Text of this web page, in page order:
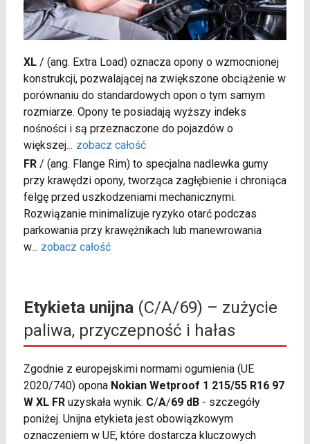
XL/ (ang. Extra Load) oznacza opony o wzmocnionej
konstrukcji, pozwalającej na zwiększone obciążenie w
porównaniu do standardowych opon o tym samym
rozmiarze. Opony te posiadają wyższy indeks
nośności i są przeznaczone do pojazdów o
większej... zobacz całość
FR/ (ang. Flange Rim) to specjalna nadlewka gumy
przy krawędzi opony, tworząca zagłębienie i chroniąca
felgę przed uszkodzeniami mechanicznymi.
Rozwiązanie minimalizuje ryzyko otarć podczas
parkowania przy krawężnikach lub manewrowania
w... zobacz całość
Etykieta unijna(C/A/69) – zużycie
paliwa, przyczepność i hałas
Zgodnie z europejskimi normami ogumienia (UE
2020/740) opona Nokian Wetproof 1 215/55 R16 97
W XL FRuzyskała wynik: C/A/69 dB- szczegóły
poniżej. Unijna etykieta jest obowiązkowym
oznaczeniem w UE, które dostarcza kluczowych